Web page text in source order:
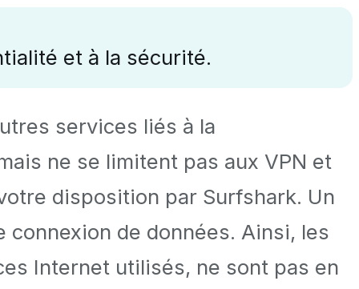
et à la sécurité.
services liés à la
ne se limitent pas aux VPN et
disposition par Surfshark. Un
de données. Ainsi, les
Internet utilisés, ne sont pas en